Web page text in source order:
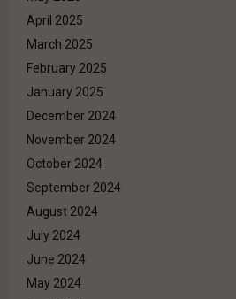
April 2025
March 2025
February 2025
January 2025
December 2024
November 2024
October 2024
September 2024
August 2024
July 2024
June 2024
May 2024